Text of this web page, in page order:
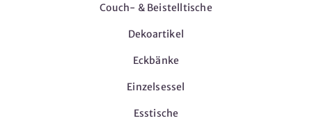
Couch- & Beistelltische
Dekoartikel
Eckbänke
Einzelsessel
Esstische